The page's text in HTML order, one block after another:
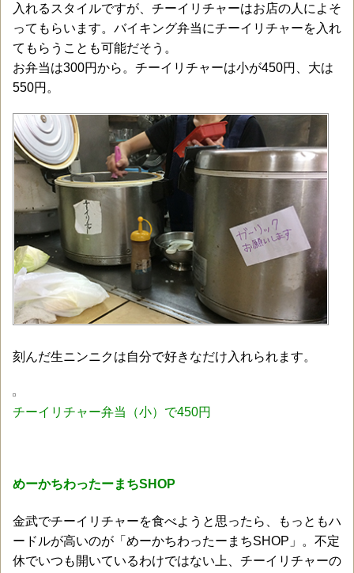
入れるスタイルですが、チーイリチャーはお店の人によそ
ってもらいます。バイキング弁当にチーイリチャーを入れ
てもらうことも可能だそう。
お弁当は300円から。チーイリチャーは小が450円、大は
550円。
刻んだ生ニンニクは自分で好きなだけ入れられます。
チーイリチャー弁当（小）で450円
めーかちわったーまちSHOP
金武でチーイリチャーを食べようと思ったら、もっともハ
ードルが高いのが「めーかちわったーまちSHOP」。不定
休でいつも開いているわけではない上、チーイリチャーの